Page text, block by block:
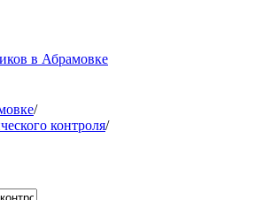
в Абрамовке
/
контроля/